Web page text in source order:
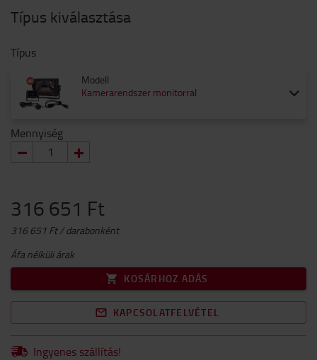
Típus kiválasztása
Típus
Modell
Kamerarendszer monitorral
Mennyiség
316 651 Ft
316 651 Ft / darabonként
Áfa nélküli árak
KOSÁRHOZ ADÁS
KAPCSOLATFELVÉTEL
Ingyenes szállítás!